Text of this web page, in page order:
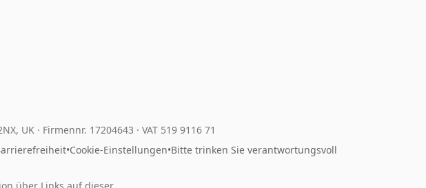
UK · Firmennr. 17204643 · VAT 519 9116 71
•Cookie-Einstellungen•Bitte trinken Sie verantwortungsvoll
über Links auf dieser